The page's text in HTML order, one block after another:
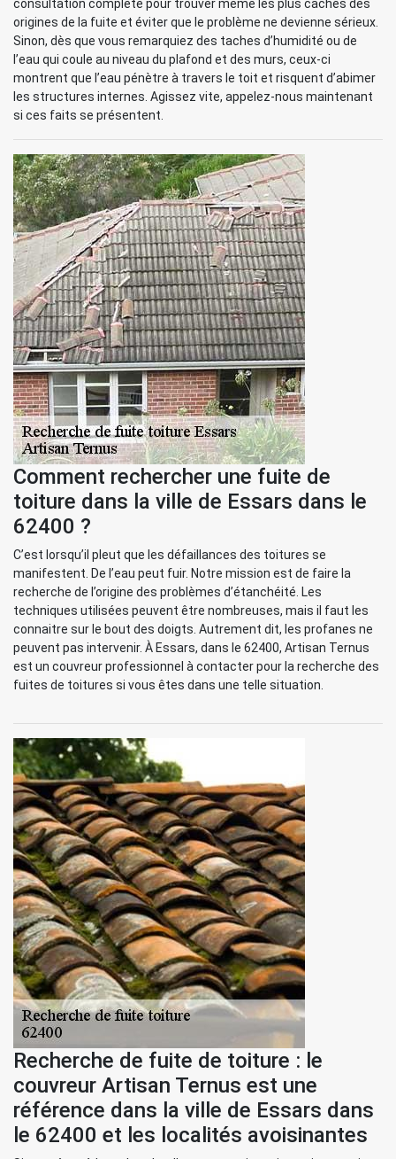
consultation complète pour trouver même les plus cachés des
origines de la fuite et éviter que le problème ne devienne sérieux.
Sinon, dès que vous remarquiez des taches d’humidité ou de
l’eau qui coule au niveau du plafond et des murs, ceux-ci
montrent que l’eau pénètre à travers le toit et risquent d’abimer
les structures internes. Agissez vite, appelez-nous maintenant
si ces faits se présentent.
Comment rechercher une fuite de
toiture dans la ville de Essars dans le
62400 ?
C’est lorsqu’il pleut que les défaillances des toitures se
manifestent. De l’eau peut fuir. Notre mission est de faire la
recherche de l’origine des problèmes d’étanchéité. Les
techniques utilisées peuvent être nombreuses, mais il faut les
connaitre sur le bout des doigts. Autrement dit, les profanes ne
peuvent pas intervenir. À Essars, dans le 62400, Artisan Ternus
est un couvreur professionnel à contacter pour la recherche des
fuites de toitures si vous êtes dans une telle situation.
Recherche de fuite de toiture : le
couvreur Artisan Ternus est une
référence dans la ville de Essars dans
le 62400 et les localités avoisinantes